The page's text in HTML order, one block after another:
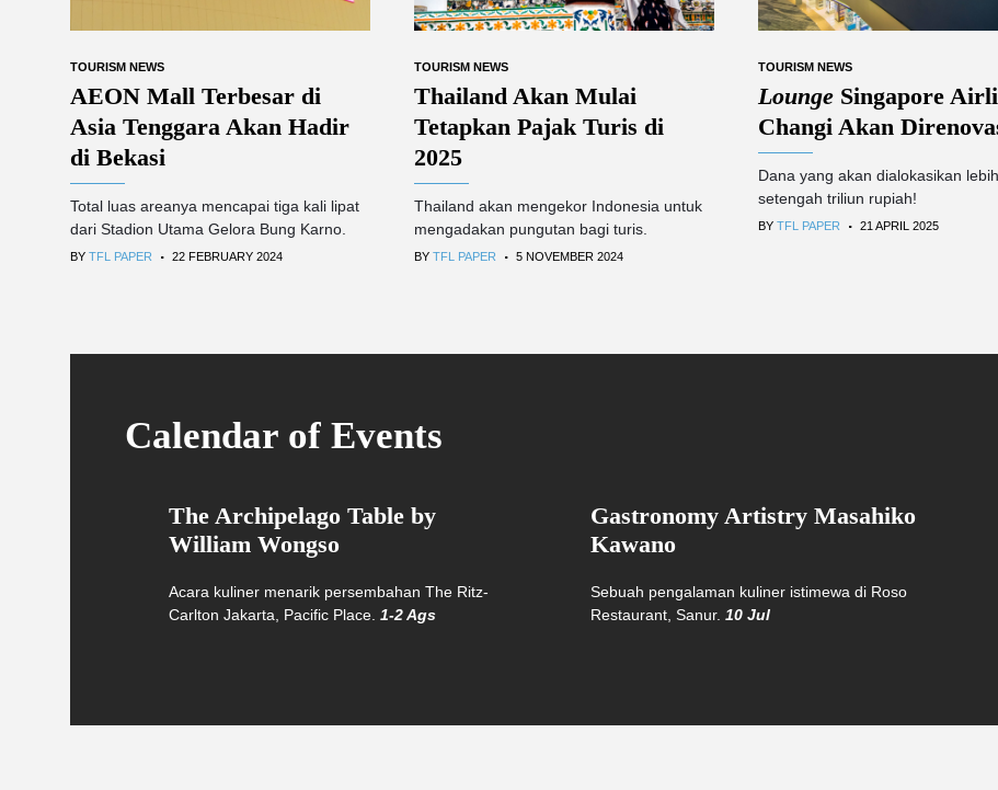
TOURISM NEWS
AEON Mall Terbesar di
Asia Tenggara Akan Hadir
di Bekasi
Total luas areanya mencapai tiga kali lipat
dari Stadion Utama Gelora Bung Karno.
BY TFL PAPER . 22 FEBRUARY 2024
TOURISM NEWS
Thailand Akan Mulai
Tetapkan Pajak Turis di
2025
Thailand akan mengekor Indonesia untuk
mengadakan pungutan bagi turis.
BY TFL PAPER . 5 NOVEMBER 2024
TOURISM NEWS
Lounge Singapore
Changi Akan
Dana yang akan dialokasikan
setengah triliun rupiah!
BY TFL PAPER . 21 APRIL 2025
Calendar of Events
The Archipelago Table by
William Wongso
Acara kuliner menarik persembahan The Ritz-
Carlton Jakarta, Pacific Place. 1-2 Ags
Gastronomy Artistry Masahiko
Kawano
Sebuah pengalaman kuliner istimewa di Roso
Restaurant, Sanur.10 Jul